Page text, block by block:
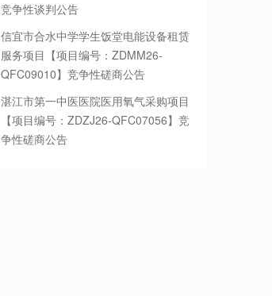
竞争性谈判公告
信宜市合水中学学生饭堂电能设备租赁
服务项目【项目编号：ZDMM26-
QFC09010】竞争性磋商公告
湛江市第一中医医院医用氧气采购项目
【项目编号：ZDZJ26-QFC07056】竞
争性磋商公告